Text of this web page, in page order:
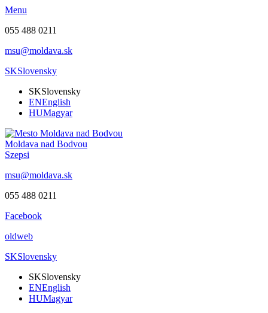
Menu
055 488 0211
msu@moldava.sk
SKSlovensky
SKSlovensky
ENEnglish
HUMagyar
Moldava nad Bodvou
Szepsi
msu@moldava.sk
055 488 0211
Facebook
oldweb
SKSlovensky
SKSlovensky
ENEnglish
HUMagyar